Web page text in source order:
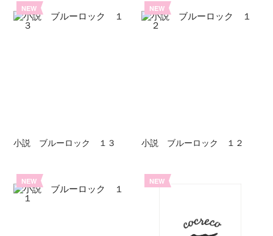
NEW
小説 ブルーロック １３
NEW
小説 ブルーロック １２
NEW NEW